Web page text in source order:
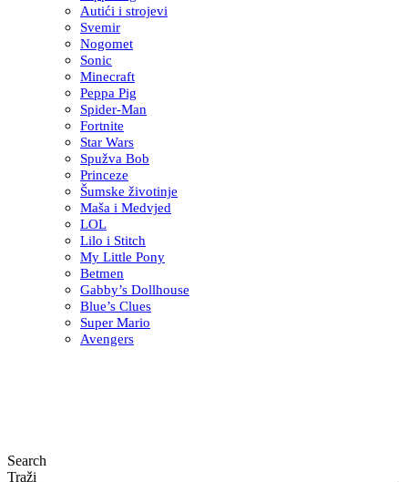
Autići i strojevi
Svemir
Nogomet
Sonic
Minecraft
Peppa Pig
Spider-Man
Fortnite
Star Wars
Spužva Bob
Princeze
Šumske životinje
Maša i Medvjed
LOL
Lilo i Stitch
My Little Pony
Betmen
Gabby’s Dollhouse
Blue’s Clues
Super Mario
Avengers
Search
Traži